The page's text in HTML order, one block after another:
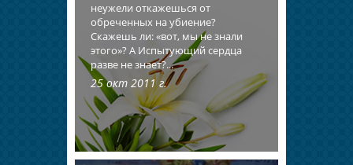
неужели откажешься от
обреченных на убиение?
Скажешь ли: «вот, мы не знали
этого»? А Испытующий сердца
разве не знает?...
25 окт 2011 г.